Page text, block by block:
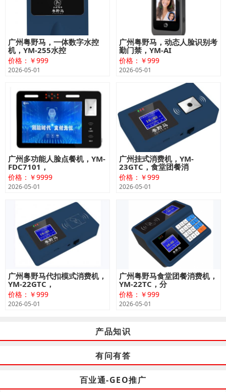
广州粤野马，一体数字水控
机，YM-255水控
价格：￥999
2026-05-01
广州粤野马，动态人脸识别考
勤门禁，YM-AI
价格：￥999
2026-05-01
广州多功能人脸点餐机，YM-
FDC7101，
价格：￥9999
2026-05-01
广州挂式消费机，YM-
23GTC，食堂团餐消
价格：￥999
2026-05-01
广州粤野马代扣模式消费机，
YM-22GTC，
价格：￥999
2026-05-01
广州粤野马食堂团餐消费机，
YM-22TC，分
价格：￥999
2026-05-01
产品知识
有问有答
百业通-GEO推广